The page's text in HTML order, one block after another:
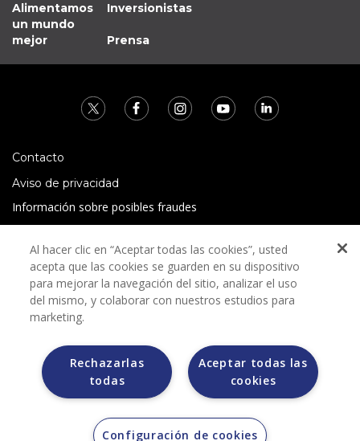
Alimentamos
un mundo
mejor
Inversionistas
Prensa
Contacto
Aviso de privacidad
Información sobre posibles fraudes
Términos y condiciones
Grupo Bimbo no solicita ningún tipo de pago durante el
proceso de selección.
otros sitios de internet. Sólo lo hace a través de la casa
subastas MORTON.
Al hacer clic en “Aceptar todas las cookies”, usted
acepta que las cookies se guarden en su dispositivo
para mejorar la navegación del sitio, analizar el uso
del mismo, y colaborar con nuestros estudios para
marketing.
Aceptar todas las
cookies
Rechazarlas
todas
Configuración de cookies